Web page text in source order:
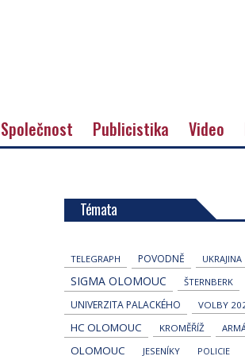
Společnost Publicistika Video
Témata
TELEGRAPH POVODNĚ UKRAJINA
SIGMA OLOMOUC ŠTERNBERK
UNIVERZITA PALACKÉHO VOLBY
HC OLOMOUC KROMĚŘÍŽ
OLOMOUC JESENÍKY POLICIE